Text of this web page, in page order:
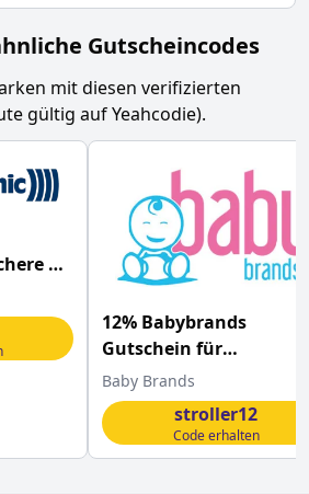
Gutscheincodes
mit diesen verifizierten
gültig auf Yeahcodie).
dir
für
12% Babybrands
Gutschein für
Kinderwagen
Baby Brands
stroller12
Code erhalten